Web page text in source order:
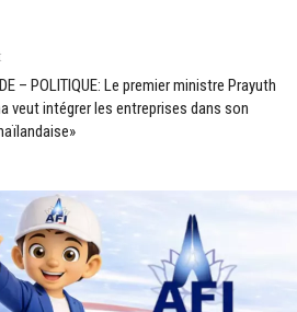
– POLITIQUE: Le premier ministre Prayuth
veut intégrer les entreprises dans son